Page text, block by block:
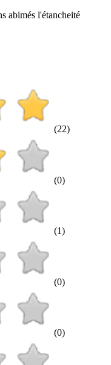
abimés l'étancheité
(22)
(0)
(1)
(0)
(0)